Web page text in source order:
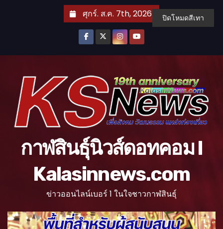
ศุกร์. ส.ค. 7th, 2026
กาฬสินธุ์นิวส์ดอทคอม l
Kalasinnews.com
ข่าวออนไลน์เบอร์ 1 ในใจชาวกาฬสินธุ์
ปิดโหมดสีเทา